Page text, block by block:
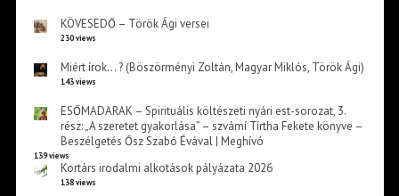
KÖVESEDŐ – Török Ági versei
230 views
Miért írok… ? (Böszörményi Zoltán, Magyar Miklós, Török Ági)
143 views
ESŐMADARAK – Spirituális költészeti nyári est-sorozat, 3.
rész: „A szeretet gyakorlása” – szvámí Tírtha Fekete könyve –
Beszélgetés Ősz Szabó Évával | Meghívó
139 views
Kortárs irodalmi alkotások pályázata 2026
138 views